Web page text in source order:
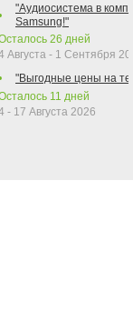
"Аудиосистема в
Samsung!"
26 дней
Августа - 1 Сентября
"Выгодные цены на
11 дней
- 17 Августа 2026